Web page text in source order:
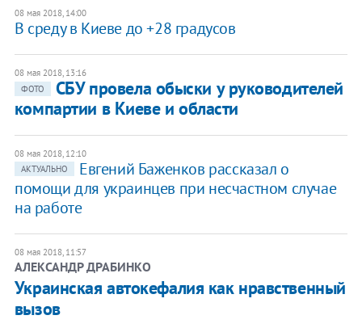
08 мая 2018, 14:00
В среду в Киеве до +28 градусов
08 мая 2018, 13:16
ФОТО
СБУ провела обыски у руководителей
компартии в Киеве и области
08 мая 2018, 12:10
АКТУАЛЬНО
Евгений Баженков рассказал о
помощи для украинцев при несчастном случае
на работе
08 мая 2018, 11:57
АЛЕКСАНДР ДРАБИНКО
Украинская автокефалия как нравственный
вызов